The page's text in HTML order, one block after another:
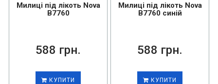
Милиці під лікоть Nova
B7760
588 грн.
КУПИТИ
Милиці під лікоть Nova
B7760 синій
588 грн.
КУПИТИ